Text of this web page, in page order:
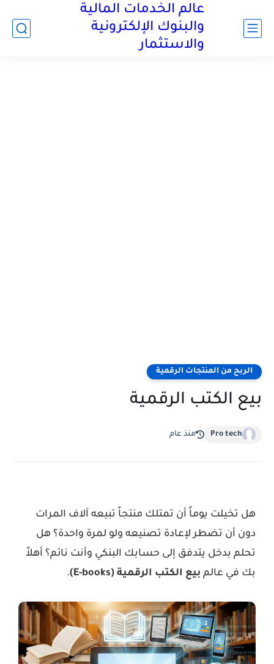
عالم الخدمات المالية
والبنوك الإلكترونية
والاستثمار
الربح من المنتجات الرقمية
بيع الكتب الرقمية
Pro tech منذ عام
هل تخيلت يوماً أن تمتلك منتجاً تبيعه آلاف المرات
دون أن تضطر لإعادة تصنيعه ولو لمرة واحدة؟ هل
تحلم بدخل يتدفق إلى حسابك البنكي وأنت نائم؟ أهلاً
بك في عالم بيع الكتب الرقمية (E-books) .